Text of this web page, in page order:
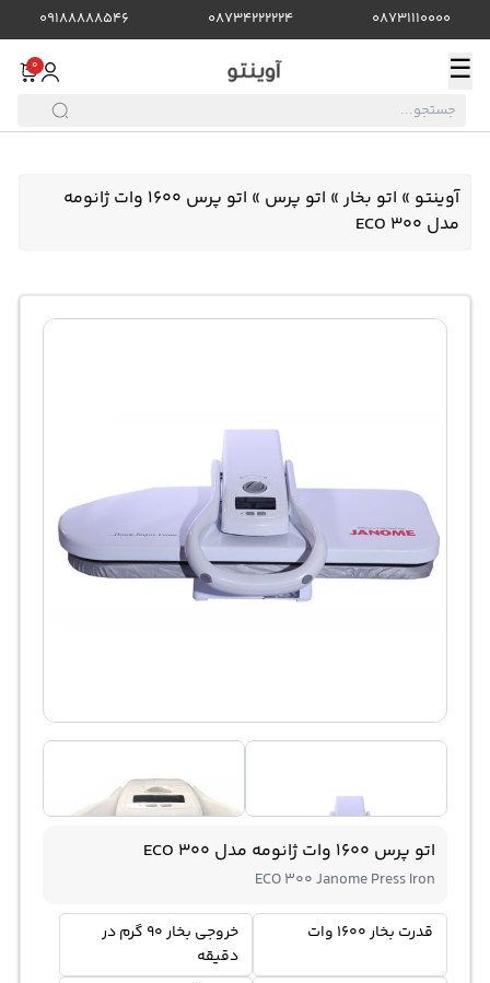
08731110000
08734222224
09188888546
☰
0
آوینتو » اتو بخار» اتو پرس »
اتو پرس 1600 وات ژانومه
مدل ECO 300
اتو پرس 1600 وات ژانومه مدل ECO 300
ECO 300 Janome Press Iron
قدرت بخار 1600 وات
خروجی بخار 90 گرم در
دقیقه